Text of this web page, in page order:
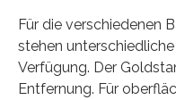
Für die verschiedenen
stehen
Verfügung. Der
Entfernung. Für